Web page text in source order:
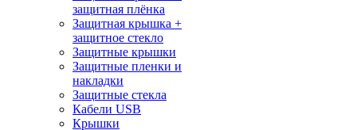
защитная плёнка
Защитная крышка +
защитное стекло
Защитные крышки
Защитные пленки и
накладки
Защитные стекла
Кабели USB
Крышки